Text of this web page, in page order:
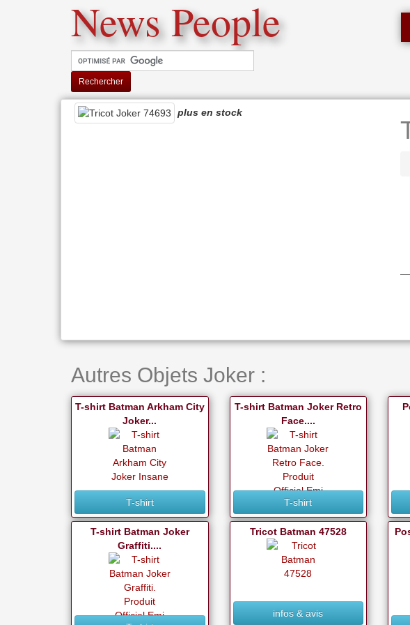
News People
Rechercher
plus en stock
Autres Objets Joker :
T-shirt Batman Arkham City
Joker...
T-shirt
T-shirt Batman Joker Retro
Face....
T-shirt
T-shirt Batman Joker
Graffiti....
Tricot Batman 47528
infos & avis